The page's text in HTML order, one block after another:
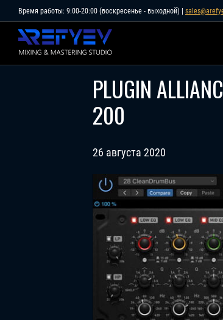
to
content
Время работы: 9:00-20:00 (воскресенье - выходной) |
PLUGIN
200
26 августа 2020